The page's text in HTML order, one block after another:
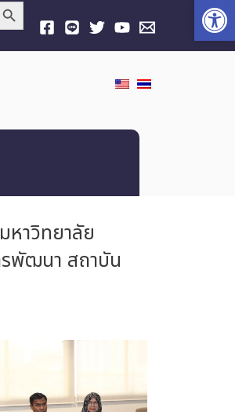
าวิทยาลัย
พัฒนา สถาบัน